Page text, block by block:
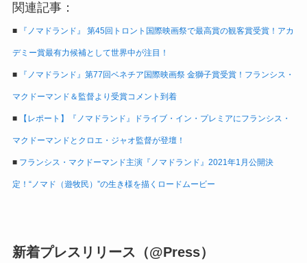
関連記事：
■ 『ノマドランド』 第45回トロント国際映画祭で最高賞の観客賞受賞！アカ
デミー賞最有力候補として世界中が注目！
■ 『ノマドランド』第77回ベネチア国際映画祭 金獅子賞受賞！フランシス・
マクドーマンド＆監督より受賞コメント到着
■ 【レポート】『ノマドランド』ドライブ・イン・プレミアにフランシス・
マクドーマンドとクロエ・ジャオ監督が登壇！
■ フランシス・マクドーマンド主演『ノマドランド』2021年1月公開決
定！“ノマド（遊牧民）”の生き様を描くロードムービー
新着プレスリリース（@Press）